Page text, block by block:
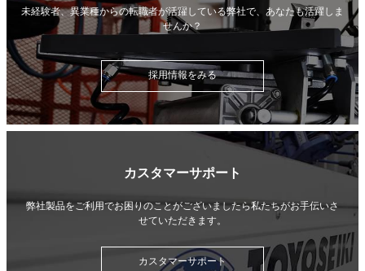
未経験者、異業種からの転職者が活躍している弊社で、 あなたも活躍しま
せんか？
採用情報をみる
カスタマーサポート
弊社製品をご利用でお困りのことがございましたら私たちがお手伝いさ
せていただきます。
カスタマーサポート